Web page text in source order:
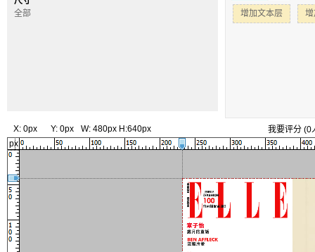
全部
增加文本层
X: 0px Y: 0px W: 480px H:640px 我要评分 (0
px